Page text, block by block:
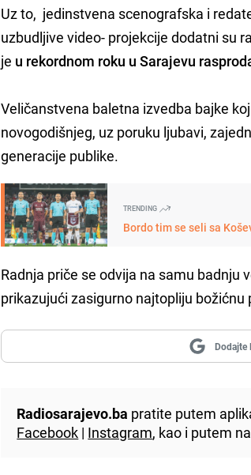
Uz to, jedinstvena scenografska i
uzbudljive video- projekcije dodatni su
je u rekordnom roku u Sarajevu
Veličanstvena baletna izvedba bajke
novogodišnjeg, uz poruku ljubavi,
generacije publike.
TRENDING
Bordo tim se seli sa
Radnja priče se odvija na samu badnju
prikazujući zasigurno najtopliju
Dodajte
Radiosarajevo.ba pratite putem
Facebook | Instagram, kao i putem